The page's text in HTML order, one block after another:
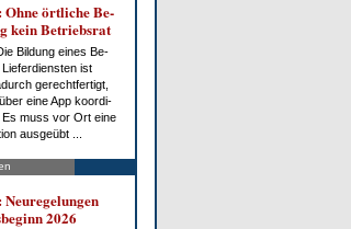
Oh­ne ört­li­che Be­
kein Be­triebs­rat
Bil­dung ei­nes Be­
ist
ge­recht­fer­tigt,
ei­ne App ko­or­di­
muss vor Ort ei­ne
aus­ge­übt ...
Neu­re­ge­lun­gen
2026